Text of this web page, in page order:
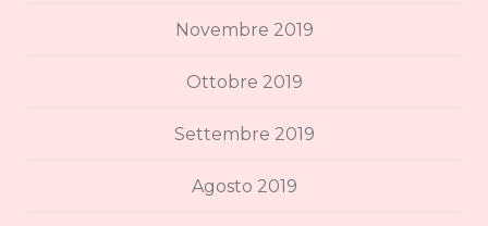
Novembre 2019
Ottobre 2019
Settembre 2019
Agosto 2019